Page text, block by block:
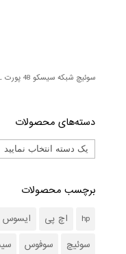
سوئیچ شبکه سیسکو 48 پورت WS-C2960X-48LPS-L
دسته‌های محصولات
برچسب محصولات
hp اچ پی ایسوس
سوئیچ
سوفوس